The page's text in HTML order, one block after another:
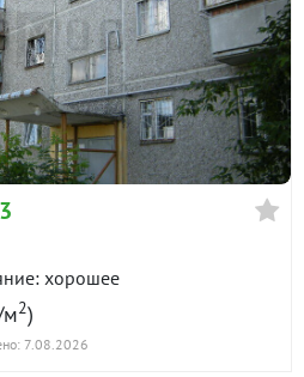
хорошее
м2)
7.08.2026